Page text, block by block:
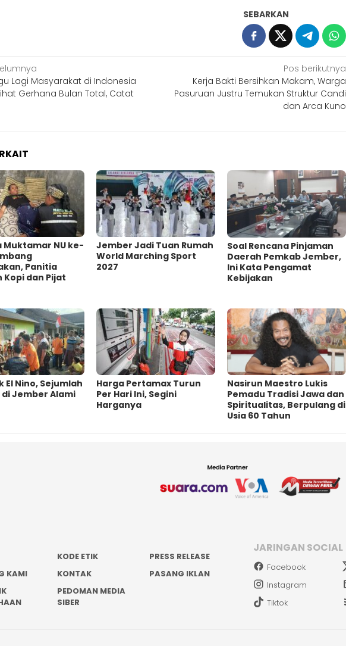
SEBARKAN
Lagi Masyarakat di Indonesia
Gerhana Bulan Total, Catat
Pos berikutnya
Kerja Bakti Bersihkan Makam, Warga
Pasuruan Justru Temukan Struktur Candi
dan Arca Kuno
Muktamar NU ke-
Panitia
Kopi dan Pijat
Jember Jadi Tuan Rumah
World Marching Sport
2027
‎Soal Rencana Pinjaman
Daerah Pemkab Jember,
Ini Kata Pengamat
Kebijakan ‎
El Nino, Sejumlah
Jember Alami
Harga Pertamax Turun
Per Hari Ini, Segini
Harganya
‎Nasirun Maestro Lukis
Pemadu Tradisi Jawa dan
Spiritualitas, Berpulang di
Usia 60 Tahun
KODE ETIK
PRESS RELEASE
KAMI
KONTAK
PASANG IKLAN
PEDOMAN MEDIA
SIBER
JARINGAN SOCIAL
Facebook
Instagram
Tiktok